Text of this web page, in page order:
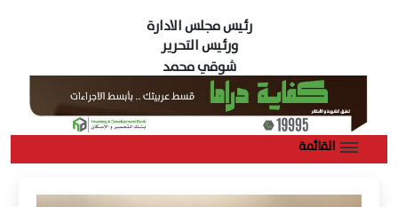
رئيس مجلس الادارة
ورئيس التحرير
شوقي محمد
القائمة